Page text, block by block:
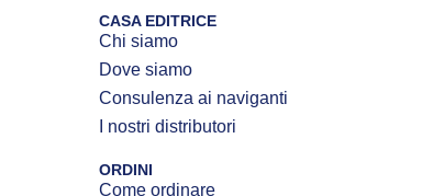
CASA EDITRICE
Chi siamo
Dove siamo
Consulenza ai naviganti
I nostri distributori
ORDINI
Come ordinare